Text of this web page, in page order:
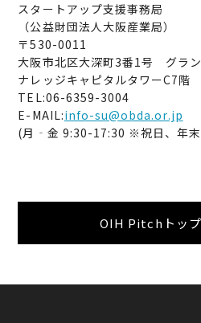
スタートアップ支援事務局
（公益財団法人大阪産業局）
〒530-0011
大阪市北区大深町3番1号 グラ
ナレッジキャピタルタワーC7
TEL:06-6359-3004
E-MAIL:info-su@obda.or.jp
(月‐金 9:30-17:30 ※祝日、年末
OIH Pitchトッ